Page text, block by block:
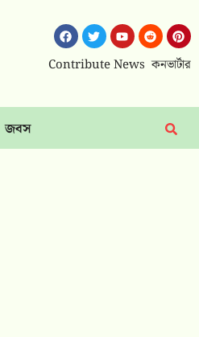
Contribute News কনভার্টার
জবস